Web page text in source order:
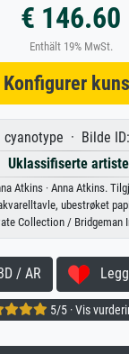
€ 146.60
Enthält 19% MwSt.
· Bilde
Uklassifiserte
Atkins · Anna Atkins.
ubestrøket
Collection / Bridgeman
/ AR
5/5 · Vis